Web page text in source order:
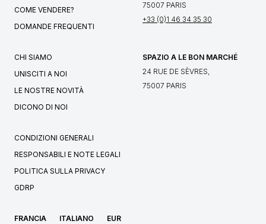
COME VENDERE?
DOMANDE FREQUENTI
75007 PARIS
+33 (0)1 46 34 35 30
CHI SIAMO
UNISCITI A NOI
LE NOSTRE NOVITÀ
DICONO DI NOI
SPAZIO A LE BON MARCHÉ
24 RUE DE SÈVRES,
75007 PARIS
CONDIZIONI GENERALI
RESPONSABILI E NOTE LEGALI
POLITICA SULLA PRIVACY
GDRP
FRANCIA ITALIANO EUR